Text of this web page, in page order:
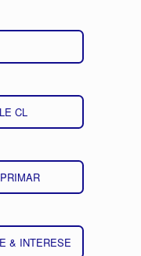
CL
& INTERESE